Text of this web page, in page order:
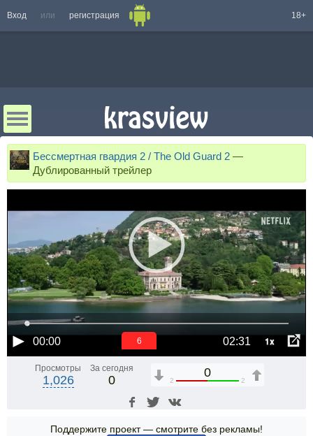
Вход или регистрация 18+
Бессмертная гвардия 2 / The Old Guard 2 —
Дублированный трейлер
00:00 02:31 1x
6
Просмотры
1,026
За сегодня
0
0
2 2
Поддержите проект — смотрите без рекламы!